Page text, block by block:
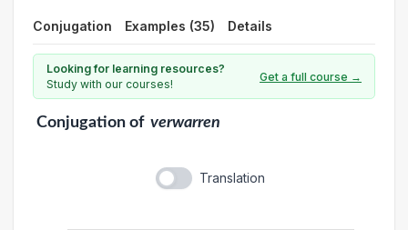
Conjugation Examples (35) Details
Looking for learning resources?
Study with our courses!
Get a full course →
Conjugationof verwarren
Translation